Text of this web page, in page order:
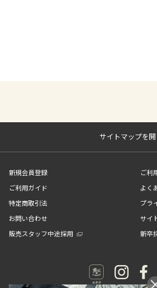
サイトマップを開
新規会員登録
ご利
ご利用ガイド
よく
特定商取引法
プラ
お問い合わせ
サイ
販売スタッフ中途採用
新卒